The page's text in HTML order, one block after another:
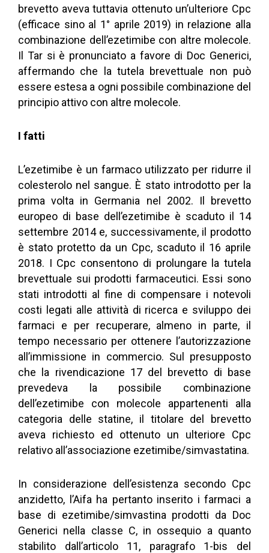
brevetto aveva tuttavia ottenuto un’ulteriore Cpc
(efficace sino al 1° aprile 2019) in relazione alla
combinazione dell’ezetimibe con altre molecole.
Il Tar si è pronunciato a favore di Doc Generici,
affermando che la tutela brevettuale non può
essere estesa a ogni possibile combinazione del
principio attivo con altre molecole.
I fatti
L’ezetimibe è un farmaco utilizzato per ridurre il
colesterolo nel sangue. È stato introdotto per la
prima volta in Germania nel 2002. Il brevetto
europeo di base dell’ezetimibe è scaduto il 14
settembre 2014 e, successivamente, il prodotto
è stato protetto da un Cpc, scaduto il 16 aprile
2018. I Cpc consentono di prolungare la tutela
brevettuale sui prodotti farmaceutici. Essi sono
stati introdotti al fine di compensare i notevoli
costi legati alle attività di ricerca e sviluppo dei
farmaci e per recuperare, almeno in parte, il
tempo necessario per ottenere l’autorizzazione
all’immissione in commercio. Sul presupposto
che la rivendicazione 17 del brevetto di base
prevedeva la possibile combinazione
dell’ezetimibe con molecole appartenenti alla
categoria delle statine, il titolare del brevetto
aveva richiesto ed ottenuto un ulteriore Cpc
relativo all’associazione ezetimibe/simvastatina.
In considerazione dell’esistenza secondo Cpc
anzidetto, l’Aifa ha pertanto inserito i farmaci a
base di ezetimibe/simvastina prodotti da Doc
Generici nella classe C, in ossequio a quanto
stabilito dall’articolo 11, paragrafo 1-bis del